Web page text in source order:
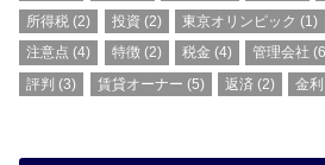
所得税 (2) 投資 (2) 東京オリンピック (1)
注意点 (4) 特徴(2) 税金 (4) 管理会社
評判 (3) 賃貸オーナー (5) 返済 (2) 金利